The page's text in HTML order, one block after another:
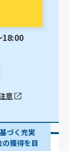
18:00
意
づく充実
獲得を目